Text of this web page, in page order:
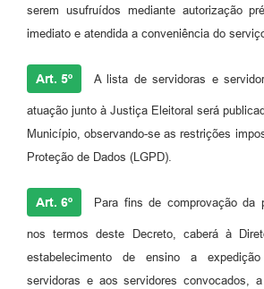
serem usufruídos mediante autorização
imediato e atendida a conveniência do
Art. 5º A lista de servidoras e
atuação junto à Justiça Eleitoral será
Município, observando-se as restrições
Proteção de Dados (LGPD).
Art. 6º Para fins de comprovação da
nos termos deste Decreto, caberá à
estabelecimento de ensino a
servidoras e aos servidores convocados,